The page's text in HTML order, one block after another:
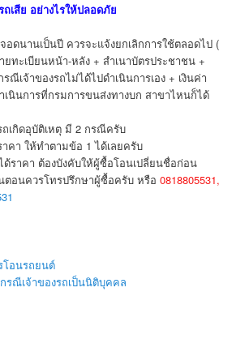
ถเสีย อย่างไรให้ปลอดภัย
อดนานเป็นปี ควรจะแจ้งยกเลิกการใช้ตลอดไป (
ยทะเบียนหน้า-หลัง + สำเนาบัตรประชาชน +
ณีเจ้าของรถไม่ได้ไปดำเนินการเอง + เงินค่า
เนินการที่กรมการขนส่งทางบก สาขาไหนก็ได้
เกิดอุบัติเหตุ มี 2 กรณีครับ
าคา ให้ทำตามข้อ 1 ได้เลยครับ
ด้ราคา ต้องบังคับให้ผู้ซื้อโอนเปลี่ยนชื่อก่อน
ตอนควรโทรปรึกษาผู้ซื้อครับ หรือ0818805531,
โอนรถยนต์
รณีเจ้าของรถเป็นนิติบุคคล